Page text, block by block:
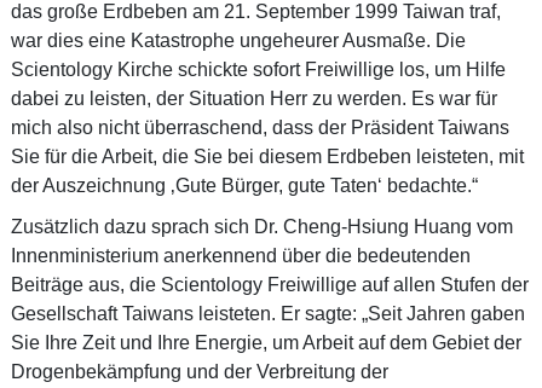
das große Erdbeben am 21. September 1999 Taiwan traf,
war dies eine Katastrophe ungeheurer Ausmaße. Die
Scientology Kirche schickte sofort Freiwillige los, um Hilfe
dabei zu leisten, der Situation Herr zu werden. Es war für
mich also nicht überraschend, dass der Präsident Taiwans
Sie für die Arbeit, die Sie bei diesem Erdbeben leisteten, mit
der Auszeichnung ‚Gute Bürger, gute Taten‘ bedachte.“
Zusätzlich dazu sprach sich Dr. Cheng-Hsiung Huang vom
Innenministerium anerkennend über die bedeutenden
Beiträge aus, die Scientology Freiwillige auf allen Stufen der
Gesellschaft Taiwans leisteten. Er sagte: „Seit Jahren gaben
Sie Ihre Zeit und Ihre Energie, um Arbeit auf dem Gebiet der
Drogenbekämpfung und der Verbreitung der